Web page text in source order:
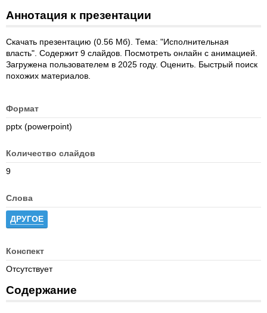
Аннотация к презентации
Скачать презентацию (0.56 Мб). Тема: "Исполнительная
власть". Содержит 9 слайдов. Посмотреть онлайн с анимацией.
Загружена пользователем в 2025 году. Оценить. Быстрый поиск
похожих материалов.
Формат
pptx (powerpoint)
Количество слайдов
9
Слова
ДРУГОЕ
Конспект
Отсутствует
Содержание